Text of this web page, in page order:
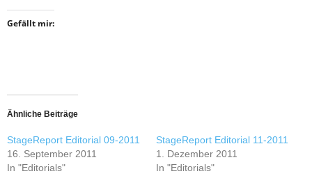
Gefällt mir:
Ähnliche Beiträge
StageReport Editorial 09-2011
16. September 2011
In "Editorials"
StageReport Editorial 11-2011
1. Dezember 2011
In "Editorials"